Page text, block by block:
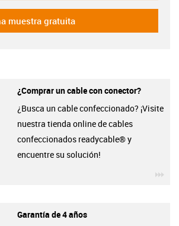
muestra gratuita
¿Comprar un cable con conector?
¿Busca un cable confeccionado? ¡Visite
nuestra tienda online de cables
confeccionados readycable® y
encuentre su solución!
Garantía de 4 años